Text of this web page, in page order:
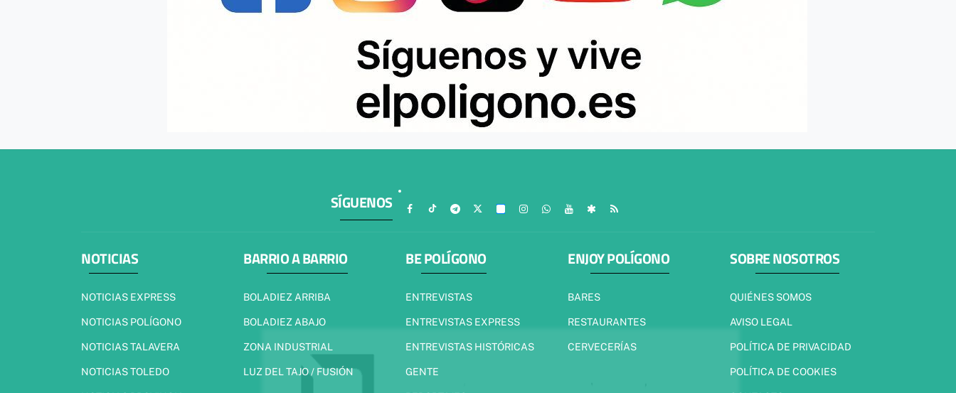
SÍGUENOS
NOTICIAS
NOTICIAS EXPRESS
NOTICIAS POLÍGONO
NOTICIAS TALAVERA
NOTICIAS TOLEDO
BARRIO A BARRIO
BOLADIEZ ARRIBA
BOLADIEZ ABAJO
ZONA INDUSTRIAL
LUZ DEL TAJO / FUSIÓN
BE POLÍGONO
ENTREVISTAS
ENTREVISTAS EXPRESS
ENTREVISTAS HISTÓRICAS
GENTE
ENJOY POLÍGONO
BARES
RESTAURANTES
CERVECERÍAS
SOBRE NOSOTROS
QUIÉNES SOMOS
AVISO LEGAL
POLÍTICA DE PRIVACIDAD
POLÍTICA DE COOKIES